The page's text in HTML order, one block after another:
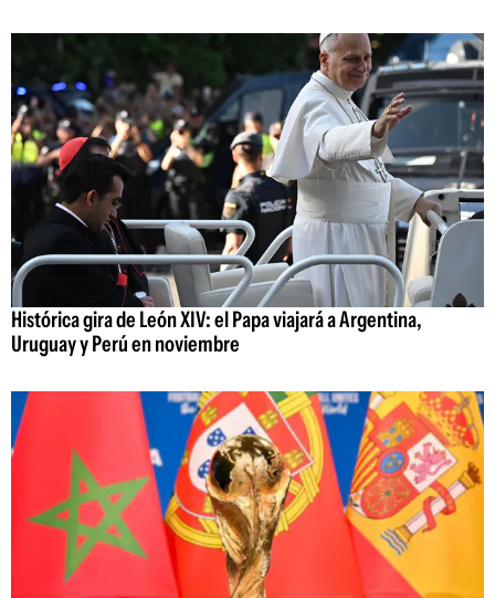
Histórica gira de León XIV: el Papa viajará a Argentina,
Uruguay y Perú en noviembre